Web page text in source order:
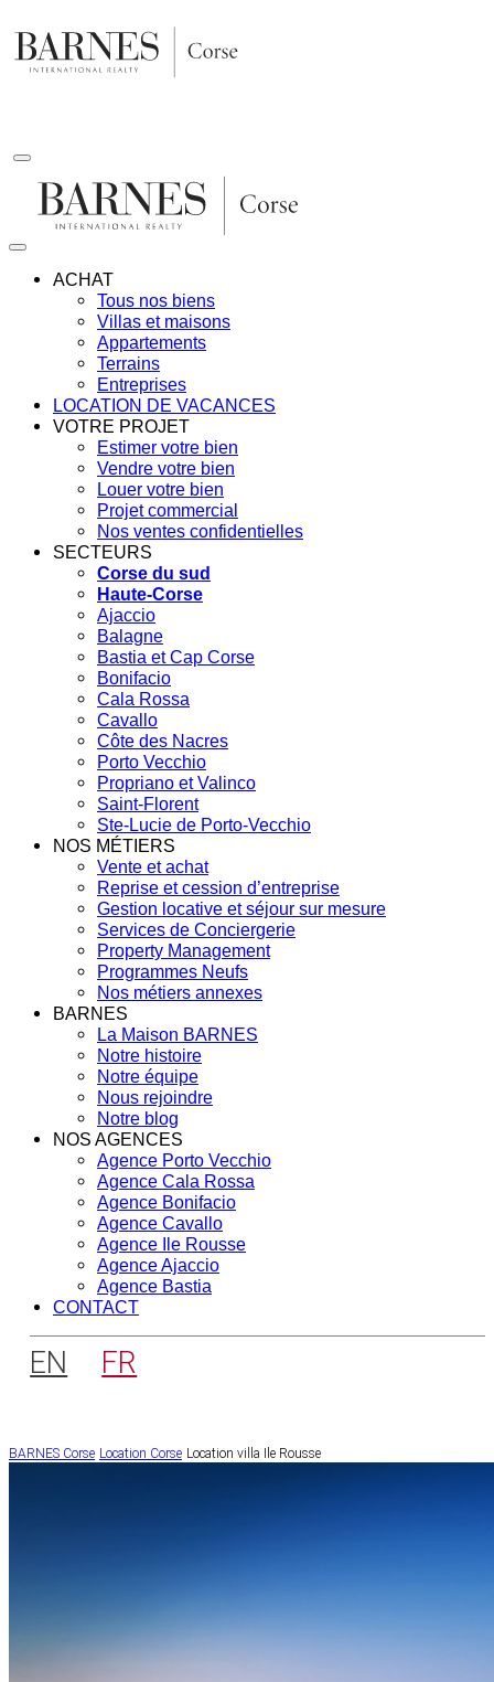
au
contenu
ACHAT
Tous nos biens
Villas et maisons
Appartements
Terrains
Entreprises
LOCATION DE VACANCES
VOTRE PROJET
Estimer votre bien
Vendre votre bien
Louer votre bien
Projet commercial
Nos ventes confidentielles
SECTEURS
Corse du sud
Haute-Corse
Ajaccio
Balagne
Bastia et Cap Corse
Bonifacio
Cala Rossa
Cavallo
Côte des Nacres
Porto Vecchio
Propriano et Valinco
Saint-Florent
Ste-Lucie de Porto-Vecchio
NOS MÉTIERS
Vente et achat
Reprise et cession d’entreprise
Gestion locative et séjour sur mesure
Services de Conciergerie
Property Management
Programmes Neufs
Nos métiers annexes
BARNES
La Maison BARNES
Notre histoire
Notre équipe
Nous rejoindre
Notre blog
NOS AGENCES
Agence Porto Vecchio
Agence Cala Rossa
Agence Bonifacio
Agence Cavallo
Agence Ile Rousse
Agence Ajaccio
Agence Bastia
CONTACT
EN FR
BARNES Corse Location Corse Location villa Ile Rousse